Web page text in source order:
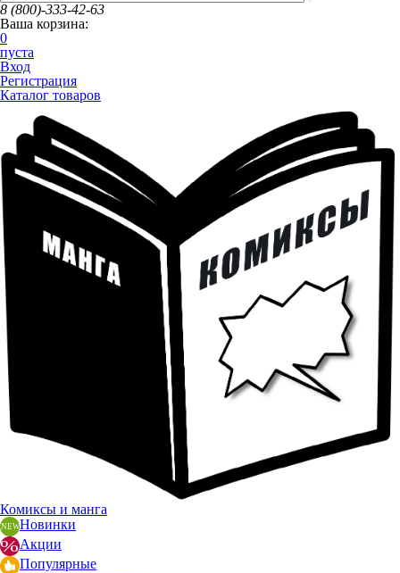
8 (800)-333-42-63
Ваша корзина:
0
пуста
Вход
Регистрация
Каталог товаров
Комиксы и манга
Новинки
Акции
Популярные